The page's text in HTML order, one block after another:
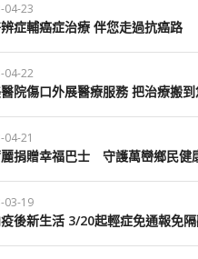
04-23
症輔癌症治療 伴您走過抗癌路
04-22
院傷口外展醫療服務 把治療搬
04-21
捐贈幸福巴士 守護萬巒鄉民健
03-19
後新生活 3/20起輕症免通報免